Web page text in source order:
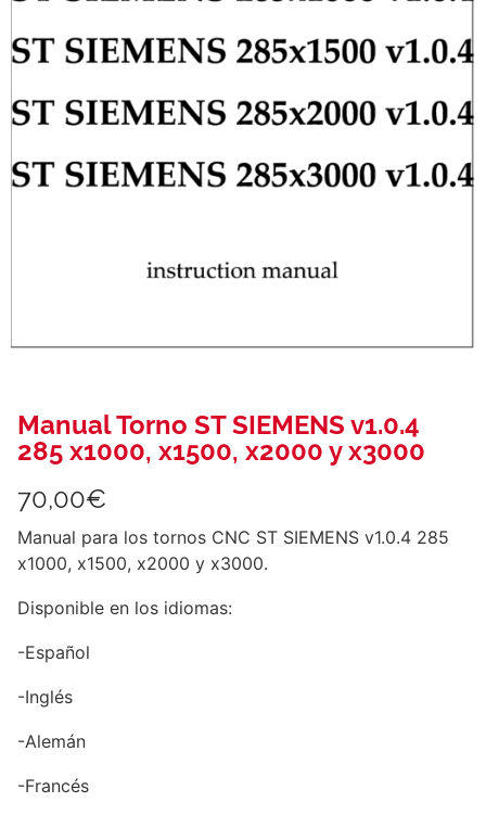
Manual Torno ST SIEMENS v1.0.4
285 x1000, x1500, x2000 y x3000
70,00€
Manual para los tornos CNC ST SIEMENS v1.0.4 285
x1000, x1500, x2000 y x3000.
Disponible en los idiomas:
-Español
-Inglés
-Alemán
-Francés